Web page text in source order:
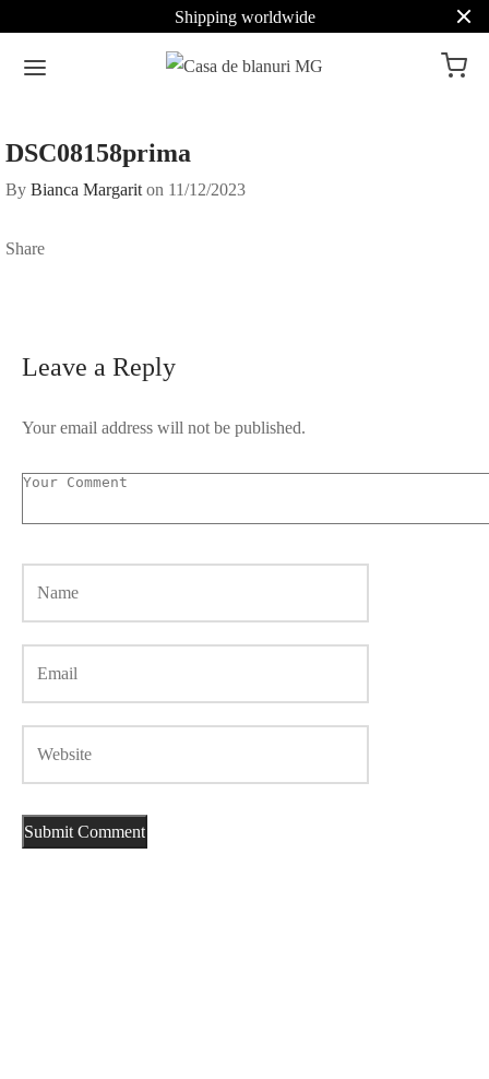
Shipping worldwide
DSC08158prima
By Bianca Margarit on 11/12/2023
Share
Leave a Reply
Your email address will not be published.